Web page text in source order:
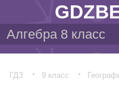
ГДЗ 9 класс